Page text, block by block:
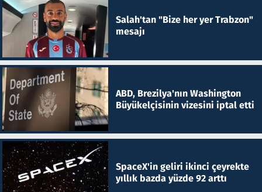
Salah'tan "Bize her yer Trabzon"
mesajı
ABD, Brezilya'nın Washington
Büyükelçisinin vizesini iptal etti
SpaceX'in geliri ikinci çeyrekte
yıllık bazda yüzde 92 arttı